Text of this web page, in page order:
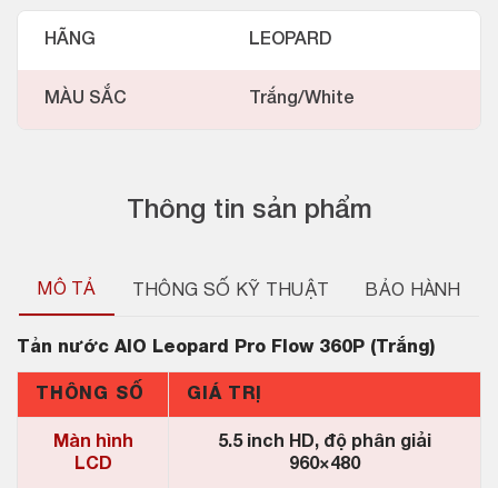
Thông tin sản phẩm
MÔ TẢ THÔNG SỐ KỸ THUẬT BẢO HÀNH
Tản nước AIO Leopard Pro Flow 360P (Trắng)
THÔNG SỐ GIÁ TRỊ
Màn hình
LCD
5.5 inch HD, độ phân giải
960×480
HÃNG LEOPARD
MÀU SẮC Trắng/White